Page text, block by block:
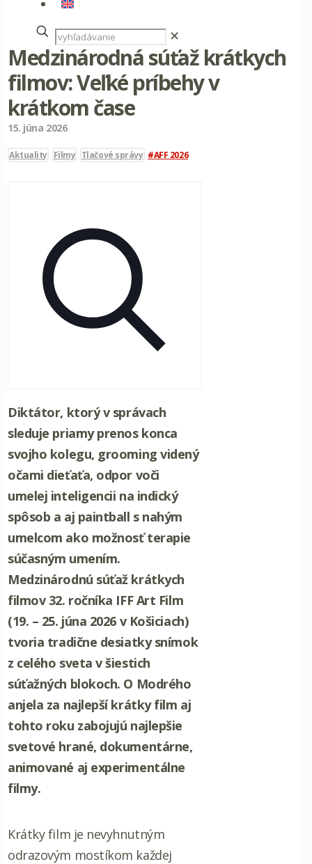
✕
Medzinárodná súťaž krátkych
filmov: Veľké príbehy v
krátkom čase
15. júna 2026
Aktuality Filmy Tlačové správy AFF 2026
Diktátor, ktorý v správach
sleduje priamy prenos konca
svojho kolegu, grooming videný
očami dieťaťa, odpor voči
umelej inteligencii na indický
spôsob a aj paintball s nahým
umelcom ako možnosť terapie
súčasným umením.
Medzinárodnú súťaž krátkych
filmov 32. ročníka IFF Art Film
(19. – 25. júna 2026 v Košiciach)
tvoria tradične desiatky snímok
z celého sveta v šiestich
súťažných blokoch. O Modrého
anjela za najlepší krátky film aj
tohto roku zabojujú najlepšie
svetové hrané, dokumentárne,
animované aj experimentálne
filmy.
Krátky film je nevyhnutným
odrazovým mostíkom každej